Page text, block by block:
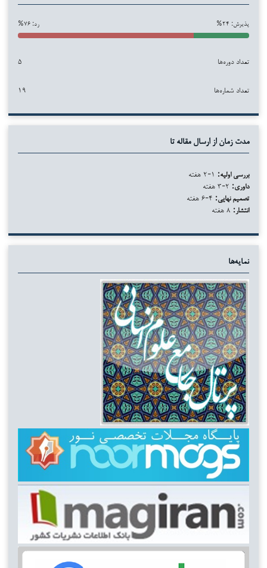
پذیرش: ۲۴% رد: ۷۶%
تعداد دوره‌ها ۵
تعداد شماره‌ها ۱۹
مدت زمان از ارسال مقاله تا
بررسی اولیه:
داوری:
تصمیم نهایی:
انتشار:
نمایه‌ها